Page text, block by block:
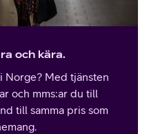
och kära.
Norge? Med tjänsten
och mms:ar du till
till samma pris som